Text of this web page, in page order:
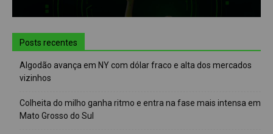
Posts recentes
Algodão avança em NY com dólar fraco e alta dos mercados
vizinhos
Colheita do milho ganha ritmo e entra na fase mais intensa em
Mato Grosso do Sul